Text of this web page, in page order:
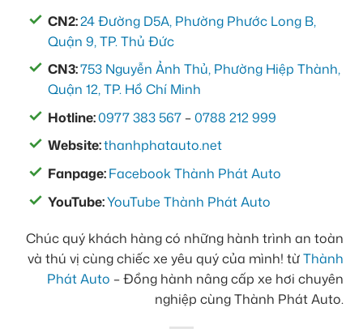
CN2:24 Đường D5A, Phường Phước Long B,
Quận 9, TP. Thủ Đức
CN3:753 Nguyễn Ảnh Thủ, Phường Hiệp Thành,
Quận 12, TP. Hồ Chí Minh
Hotline:0977 383 567 –0788 212 999
Website:thanhphatauto.net
Fanpage:Facebook Thành Phát Auto
YouTube:YouTube Thành Phát Auto
Chúc quý khách hàng có những hành trình an toàn
và thú vị cùng chiếc xe yêu quý của mình! từThành
Phát Auto – Đồng hành nâng cấp xe hơi chuyên
nghiệp cùng Thành Phát Auto.